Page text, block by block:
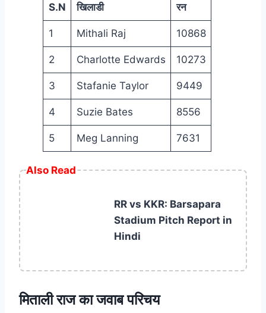
S.N खिलाडी रन
1 Mithali Raj 10868
2 Charlotte Edwards 10273
3 Stafanie Taylor 9449
4 Suzie Bates 8556
5 Meg Lanning 7631
Also Read
RR vs KKR: Barsapara
Stadium Pitch Report in
Hindi
मिताली राज का जवाब परिचय